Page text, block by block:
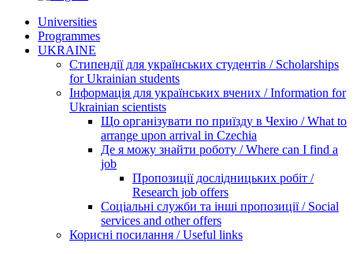
Universities
Programmes
UKRAINE
Стипендії для українських студентів / Scholarships
for Ukrainian students
Інформація для українських вчених / Information for
Ukrainian scientists
Що організувати по приїзду в Чехію / What to
arrange upon arrival in Czechia
Де я можу знайти роботу / Where can I find a
job
Пропозиції дослідницьких робіт /
Research job offers
Соціальні служби та інші пропозиції / Social
services and other offers
Корисні посилання / Useful links